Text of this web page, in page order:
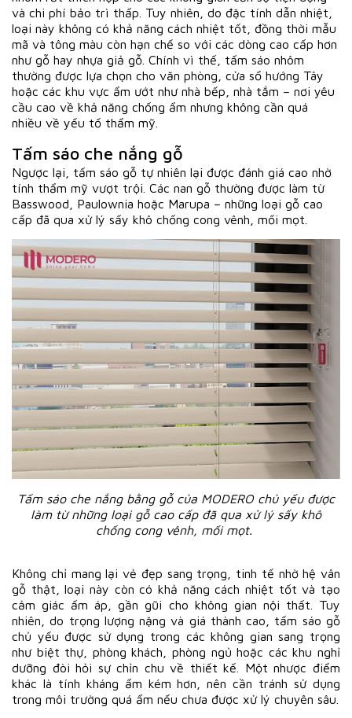
và chi phí bảo trì thấp. Tuy nhiên, do đặc tính dẫn nhiệt,
loại này không có khả năng cách nhiệt tốt, đồng thời mẫu
mã và tông màu còn hạn chế so với các dòng cao cấp hơn
như gỗ hay nhựa giả gỗ. Chính vì thế, tấm sáo nhôm
thường được lựa chọn cho văn phòng, cửa sổ hướng Tây
hoặc các khu vực ẩm ướt như nhà bếp, nhà tắm – nơi yêu
cầu cao về khả năng chống ẩm nhưng không cần quá
nhiều về yếu tố thẩm mỹ.
Tấm sáo che nắng gỗ
Ngược lại, tấm sáo gỗ tự nhiên lại được đánh giá cao nhờ
tính thẩm mỹ vượt trội. Các nan gỗ thường được làm từ
Basswood, Paulownia hoặc Marupa – những loại gỗ cao
cấp đã qua xử lý sấy khô chống cong vênh, mối mọt.
Tấm sáo che nắng bằng gỗ của MODERO chủ yếu được
làm từ những loại gỗ cao cấp đã qua xử lý sấy khô
chống cong vênh, mối mọt.
Không chỉ mang lại vẻ đẹp sang trọng, tinh tế nhờ hệ vân
gỗ thật, loại này còn có khả năng cách nhiệt tốt và tạo
cảm giác ấm áp, gần gũi cho không gian nội thất. Tuy
nhiên, do trọng lượng nặng và giá thành cao, tấm sáo gỗ
chủ yếu được sử dụng trong các không gian sang trọng
như biệt thự, phòng khách, phòng ngủ hoặc các khu nghỉ
dưỡng đòi hỏi sự chỉn chu về thiết kế. Một nhược điểm
khác là tính kháng ẩm kém hơn, nên cần tránh sử dụng
trong môi trường quá ẩm nếu chưa được xử lý chuyên sâu.